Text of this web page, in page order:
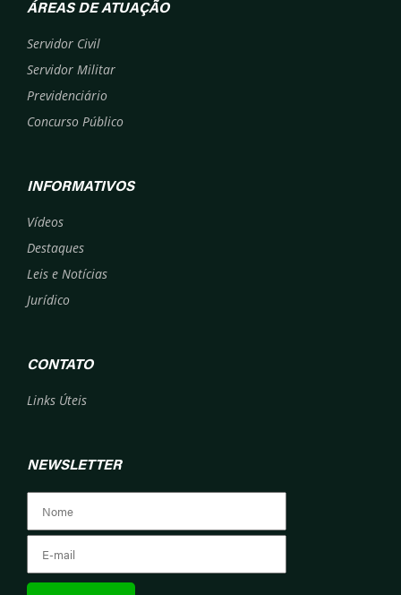
ÁREAS DE ATUAÇÃO
Servidor Civil
Servidor Militar
Previdenciário
Concurso Público
INFORMATIVOS
Vídeos
Destaques
Leis e Notícias
Jurídico
CONTATO
Links Úteis
NEWSLETTER